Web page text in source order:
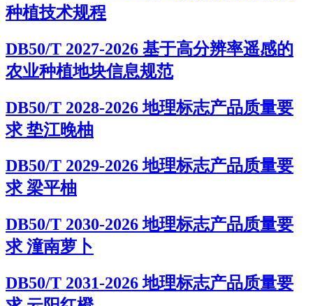
种植技术规程
DB50/T 2027-2026 基于高分辨率遥感的
农业种植地块信息规范
DB50/T 2028-2026 地理标志产品质量要
求 垫江晚柚
DB50/T 2029-2026 地理标志产品质量要
求 梁平柚
DB50/T 2030-2026 地理标志产品质量要
求 潼南萝卜
DB50/T 2031-2026 地理标志产品质量要